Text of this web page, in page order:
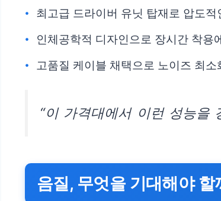
최고급 드라이버 유닛 탑재로 압도적
인체공학적 디자인으로 장시간 착용
고품질 케이블 채택으로 노이즈 최소
“이 가격대에서 이런 성능을
음질, 무엇을 기대해야 할